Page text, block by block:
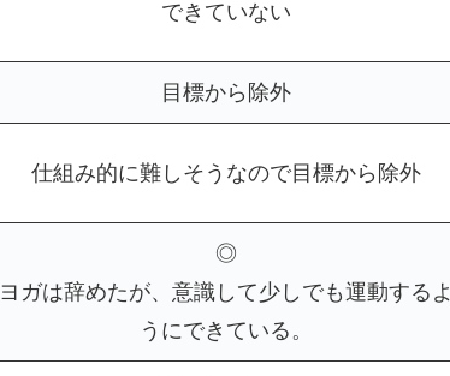
できていない
目標から除外
仕組み的に難しそうなので目標から除外
◎
ヨガは辞めたが、意識して少しでも運動するよ
うにできている。